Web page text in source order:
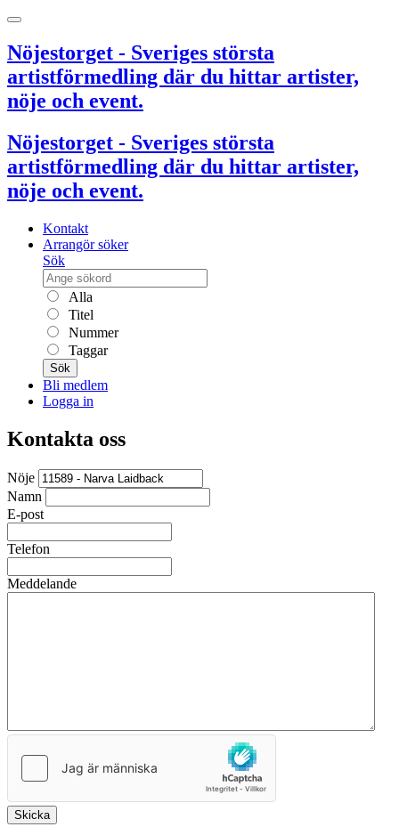
Nöjestorget - Sveriges största
artistförmedling där du hittar artister,
nöje och event.
Nöjestorget - Sveriges största
artistförmedling där du hittar artister,
nöje och event.
Kontakt
Arrangör söker
Sök
Alla
Titel
Nummer
Taggar
Sök
Bli medlem
Logga in
Kontakta oss
Nöje
Namn
E-post
Telefon
Meddelande
Skicka